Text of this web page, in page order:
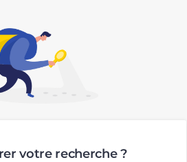
votre recherche ?